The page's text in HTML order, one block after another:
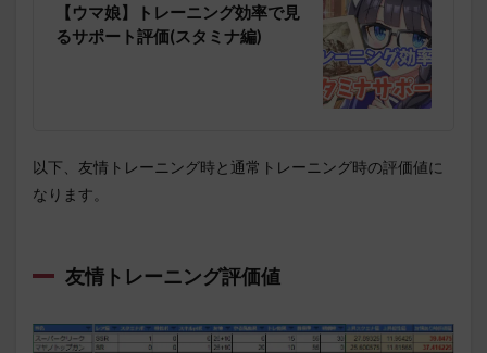
【ウマ娘】トレーニング効率で見
るサポート評価(スタミナ編)
以下、友情トレーニング時と通常トレーニング時の評価値に
なります。
友情トレーニング評価値